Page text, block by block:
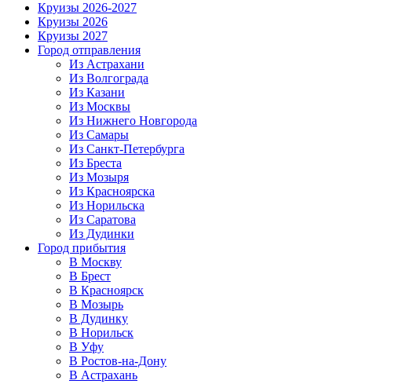
Круизы 2026-2027
Круизы 2026
Круизы 2027
Город отправления
Из Астрахани
Из Волгограда
Из Казани
Из Москвы
Из Нижнего Новгорода
Из Самары
Из Санкт-Петербурга
Из Бреста
Из Мозыря
Из Красноярска
Из Норильска
Из Саратова
Из Дудинки
Город прибытия
В Москву
В Брест
В Красноярск
В Мозырь
В Дудинку
В Норильск
В Уфу
В Ростов-на-Дону
В Астрахань